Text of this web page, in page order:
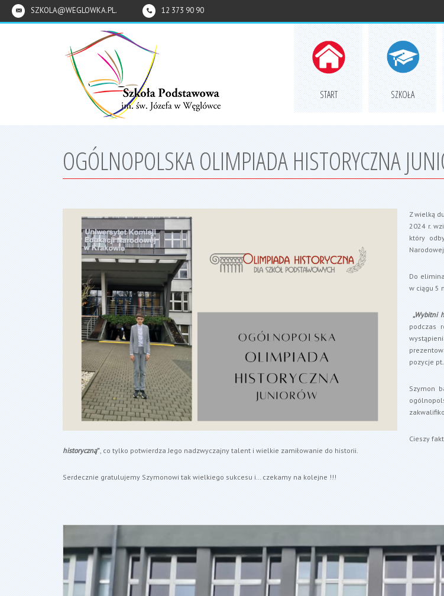
SZKOLA@WEGLOWKA.PL. 12 373 90 90
START SZKOŁA
OGÓLNOPOLSKA OLIMPIADA HISTORYCZNA
Z wielką
2024 r.
który
Do
w ciągu 5
„Wybitni
podczas
pozycje pt
Szymon
Cieszy
historyczną”, co tylko potwierdza Jego nadzwyczajny talent i wielkie zamiłowanie do historii.
Serdecznie gratulujemy Szymonowi tak wielkiego sukcesu i… czekamy na kolejne !!!